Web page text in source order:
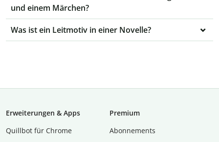
und einem Märchen?
Was ist ein Leitmotiv in einer Novelle?
Erweiterungen & Apps
Quillbot für Chrome
Premium
Abon­ne­ments